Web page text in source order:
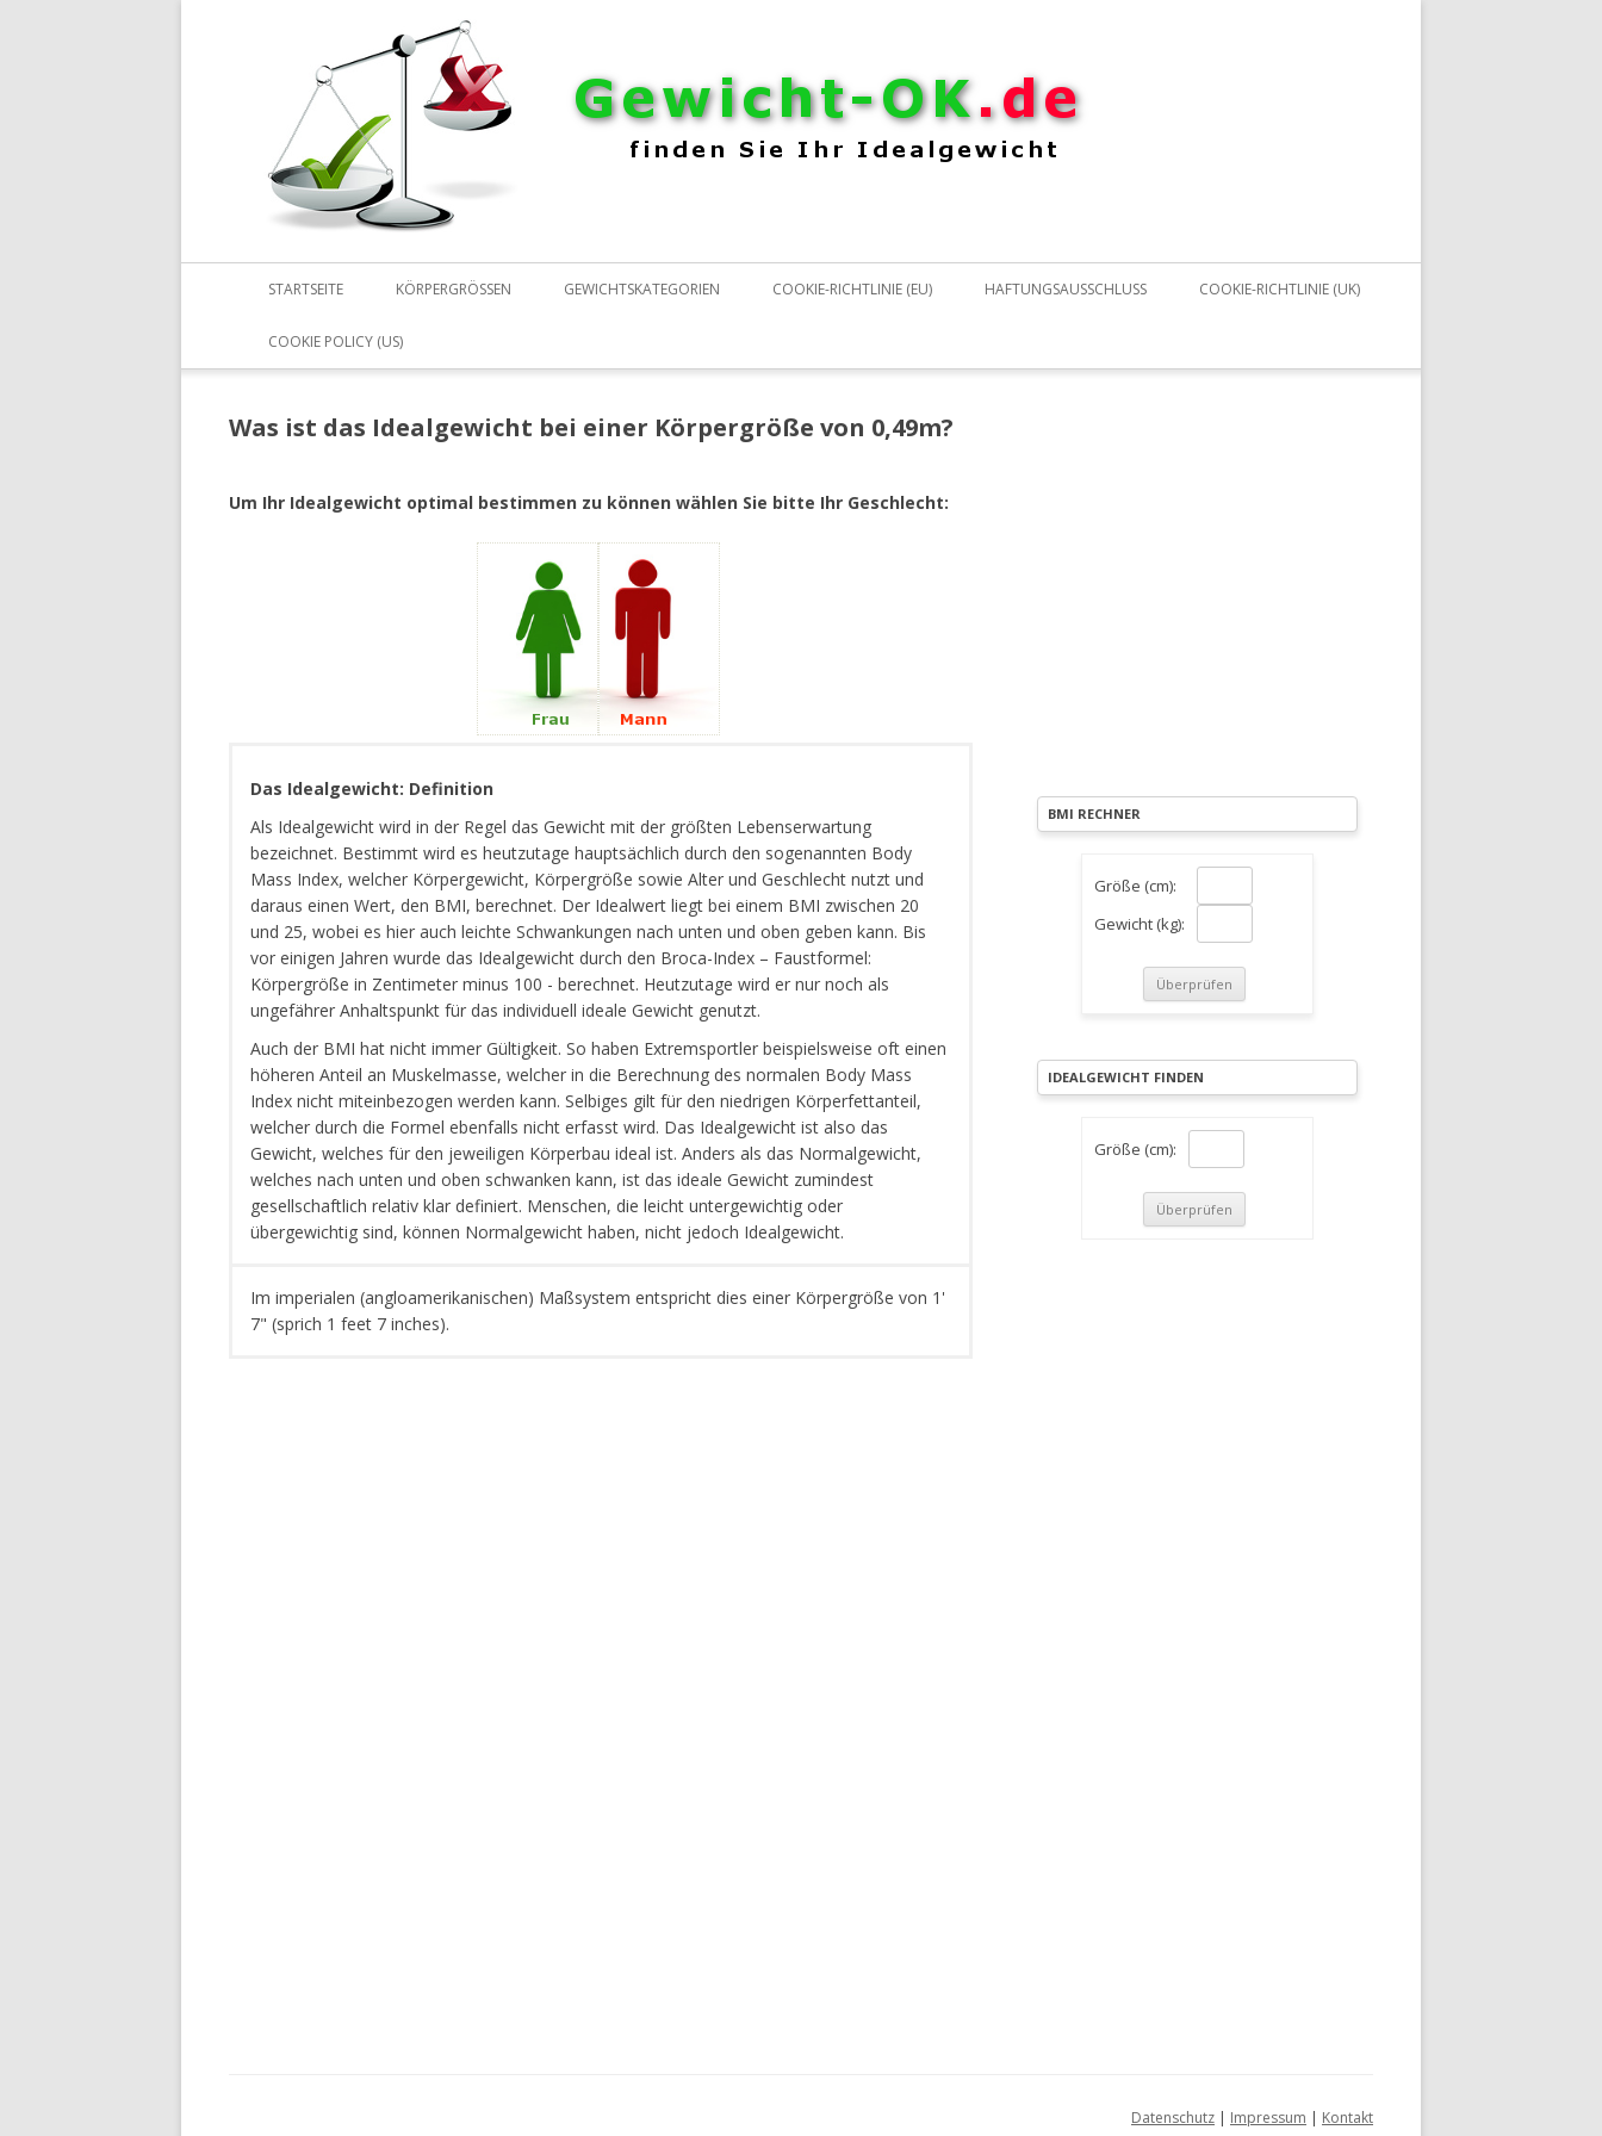
Zum Inhalt springen
STARTSEITE KÖRPERGRÖSSEN GEWICHTSKATEGORIEN COOKIE-RICHTLINIE (EU) HAFTUNGSAUSSCHLUSS COOKIE-RICHTLINIE (UK)
COOKIE POLICY (US)
Was ist das Idealgewicht bei einer Körpergröße von 0,49m?
Um Ihr Idealgewicht optimal bestimmen zu können wählen Sie bitte Ihr Geschlecht:
Das Idealgewicht: Definition
Als Idealgewicht wird in der Regel das Gewicht mit der größten Lebenserwartung
bezeichnet. Bestimmt wird es heutzutage hauptsächlich durch den sogenannten Body
Mass Index, welcher Körpergewicht, Körpergröße sowie Alter und Geschlecht nutzt und
daraus einen Wert, den BMI, berechnet. Der Idealwert liegt bei einem BMI zwischen 20
und 25, wobei es hier auch leichte Schwankungen nach unten und oben geben kann. Bis
vor einigen Jahren wurde das Idealgewicht durch den Broca-Index – Faustformel:
Körpergröße in Zentimeter minus 100 - berechnet. Heutzutage wird er nur noch als
ungefährer Anhaltspunkt für das individuell ideale Gewicht genutzt.
Auch der BMI hat nicht immer Gültigkeit. So haben Extremsportler beispielsweise oft einen
höheren Anteil an Muskelmasse, welcher in die Berechnung des normalen Body Mass
Index nicht miteinbezogen werden kann. Selbiges gilt für den niedrigen Körperfettanteil,
welcher durch die Formel ebenfalls nicht erfasst wird. Das Idealgewicht ist also das
Gewicht, welches für den jeweiligen Körperbau ideal ist. Anders als das Normalgewicht,
welches nach unten und oben schwanken kann, ist das ideale Gewicht zumindest
gesellschaftlich relativ klar definiert. Menschen, die leicht untergewichtig oder
übergewichtig sind, können Normalgewicht haben, nicht jedoch Idealgewicht.
Im imperialen (angloamerikanischen) Maßsystem entspricht dies einer Körpergröße von 1'
7" (sprich 1 feet 7 inches).
BMI RECHNER
Größe (cm):
Gewicht (kg):
IDEALGEWICHT FINDEN
Größe (cm):
Datenschutz | Impressum | Kontakt